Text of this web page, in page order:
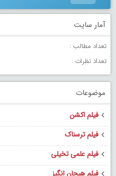
آمار سایت
تعداد مطالب :
تعداد نظرات :
موضوعات
فیلم اکشن
فیلم ترسناک
فیلم علمی تخیلی
فیلم هیجان انگیز